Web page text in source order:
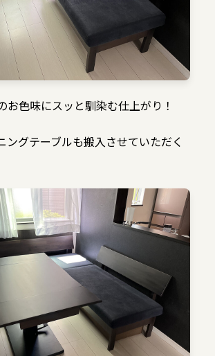
お色味にスッと馴染む仕上がり！
ングテーブルも搬入させていただく